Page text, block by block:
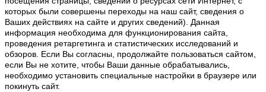
которых были совершены переходы на наш сайт, сведения о
Ваших действиях на сайте и других сведений). Данная
информация необходима для функционирования сайта,
проведения ретаргетинга и статистических исследований и
обзоров. Если Вы согласны, продолжайте пользоваться сайтом,
если Вы не хотите, чтобы Ваши данные обрабатывались,
необходимо установить специальные настройки в браузере или
покинуть сайт.